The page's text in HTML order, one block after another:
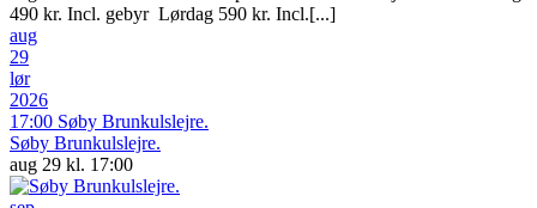
490 kr. Incl. gebyr Lørdag 590 kr. Incl.[...]
aug
29
lør
2026
17:00 Søby Brunkulslejre.
Søby Brunkulslejre.
aug 29 kl. 17:00